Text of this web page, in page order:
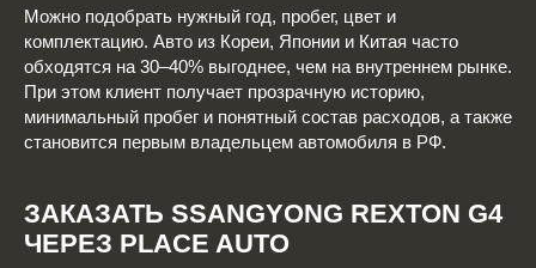
Можно подобрать нужный год, пробег, цвет и
комплектацию. Авто из Кореи, Японии и Китая часто
обходятся на 30–40% выгоднее, чем на внутреннем рынке.
При этом клиент получает прозрачную историю,
минимальный пробег и понятный состав расходов, а также
становится первым владельцем автомобиля в РФ.
ЗАКАЗАТЬ SSANGYONG REXTON G4
ЧЕРЕЗ PLACE AUTO